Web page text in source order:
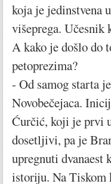
koja je jedinstvena
višeprega. Učesnik
A kako je došlo do
petoprezima?
- Od samog starta
Novobečejaca.
Ćurčić, koji je prvi
dosetljivi, pa je
upregnuti dvanaest
istoriju. Na Tiskom